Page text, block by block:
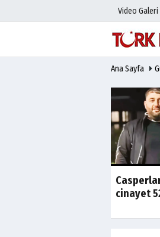
Video Galeri
Ana Sayfa
cinayet